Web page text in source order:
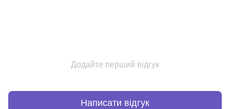
Додайте перший відгук
Написати відгук